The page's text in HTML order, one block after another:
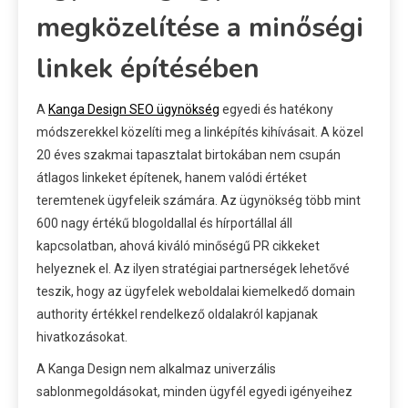
megközelítése a minőségi
linkek építésében
A Kanga Design SEO ügynökség egyedi és hatékony
módszerekkel közelíti meg a linképítés kihívásait. A közel
20 éves szakmai tapasztalat birtokában nem csupán
átlagos linkeket építenek, hanem valódi értéket
teremtenek ügyfeleik számára. Az ügynökség több mint
600 nagy értékű blogoldallal és hírportállal áll
kapcsolatban, ahová kiváló minőségű PR cikkeket
helyeznek el. Az ilyen stratégiai partnerségek lehetővé
teszik, hogy az ügyfelek weboldalai kiemelkedő domain
authority értékkel rendelkező oldalakról kapjanak
hivatkozásokat.
A Kanga Design nem alkalmaz univerzális
sablonmegoldásokat, minden ügyfél egyedi igényeihez